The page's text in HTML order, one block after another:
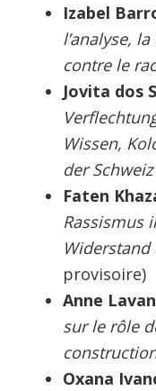
Izabel
l’analyse,
contre le
Jovita dos
Wissen,
der Schweiz
Faten
Rassismus
provisoire)
Anne
sur le rôle
Oxana